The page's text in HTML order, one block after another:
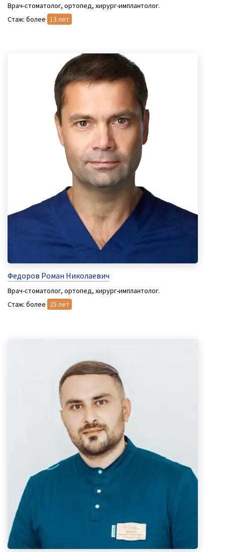
Врач-стоматолог, ортопед, хирург-имплантолог.
Стаж: более 13 лет
Федоров Роман Николаевич
Врач-стоматолог, ортопед, хирург-имплантолог.
Стаж: более 25 лет